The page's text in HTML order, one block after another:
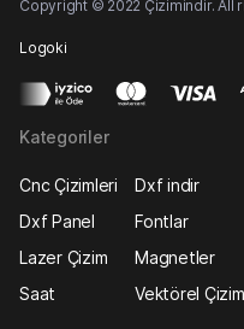
Copyright © 2022 Çizimindir. All
Logoki
Kategoriler
Cnc Çizimleri
Dxf indir
Dxf Panel
Fontlar
Lazer Çizim
Magnetler
Saat
Vektörel Çizim